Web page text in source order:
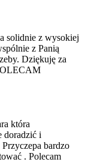
solidnie z wysokiej
z Panią
Dziękuję za
która
doradzić i
bardzo
. Polecam